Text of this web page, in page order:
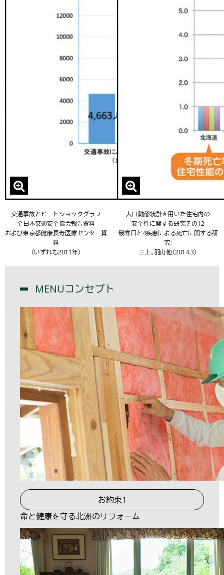
交通事故とヒートショックグラフ
全日本交通安全協会報告資料
および東京都健康長寿医療センター資
料
（いずれも2011年）
人口動態統計を用いた住宅内の
安全性に関する研究その12
最寒日と4疾患による死亡に関する研
究：
三上、羽山他（2014.3）
MENUコンセプト
お約束1
命と健康を守る北洲のリフォーム